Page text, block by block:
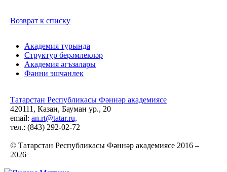
Возврат к списку
Академия турында
Структур берәмлекләр
Академия әгъзалары
Фәнни эшчәнлек
Татарстан Республикасы Фәннәр академиясе
420111, Казан, Бауман ур., 20
email: an.rt@tatar.ru,
тел.: (843) 292-02-72
© Татарстан Республикасы Фәннәр академиясе 2016 –
2026